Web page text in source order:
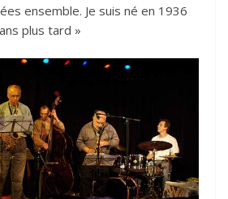
ensemble. Je suis né en 1936
plus tard »